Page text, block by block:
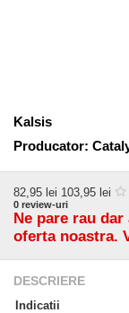
Kalsis
Producator:
82,95 lei 103,95 lei
0 review-uri
Ne pare rau
oferta noastra.
DESCRIERE
Indicatii